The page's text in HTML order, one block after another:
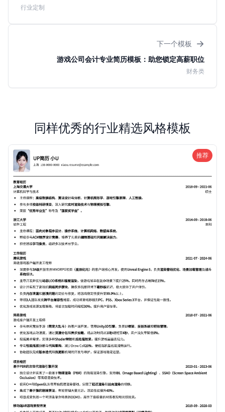
行业定制
下一个模板 →
游戏公司会计专业简历模板：助您锁定高薪职位
财务类
同样优秀的行业精选风格模板
推荐